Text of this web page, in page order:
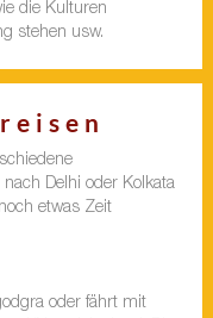
die Kulturen
stehen usw.
Delhi oder Kolkata
etwas Zeit
oder fährt mit